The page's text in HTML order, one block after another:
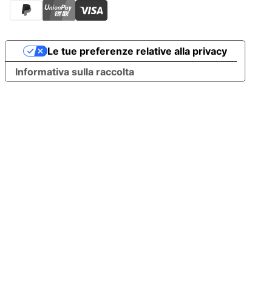
Informativa sulla raccolta
Le tue preferenze relative alla privacy